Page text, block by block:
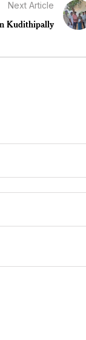
Next Article
Kudithipally